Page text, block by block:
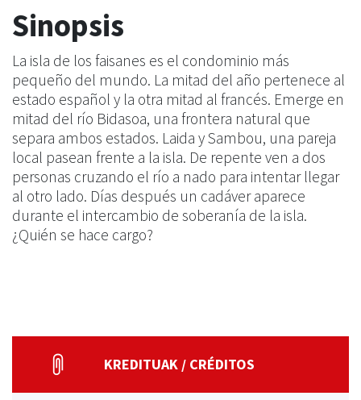
Sinopsis
La isla de los faisanes es el condominio más
pequeño del mundo. La mitad del año pertenece al
estado español y la otra mitad al francés. Emerge en
mitad del río Bidasoa, una frontera natural que
separa ambos estados. Laida y Sambou, una pareja
local pasean frente a la isla. De repente ven a dos
personas cruzando el río a nado para intentar llegar
al otro lado. Días después un cadáver aparece
durante el intercambio de soberanía de la isla.
¿Quién se hace cargo?
KREDITUAK / CRÉDITOS